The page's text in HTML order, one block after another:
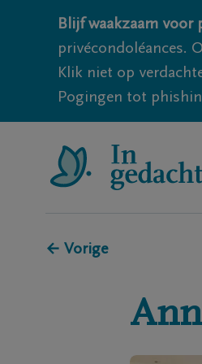
Blijf waakzaam
privécondoléances.
Klik niet op
Pogingen tot
← Vorige